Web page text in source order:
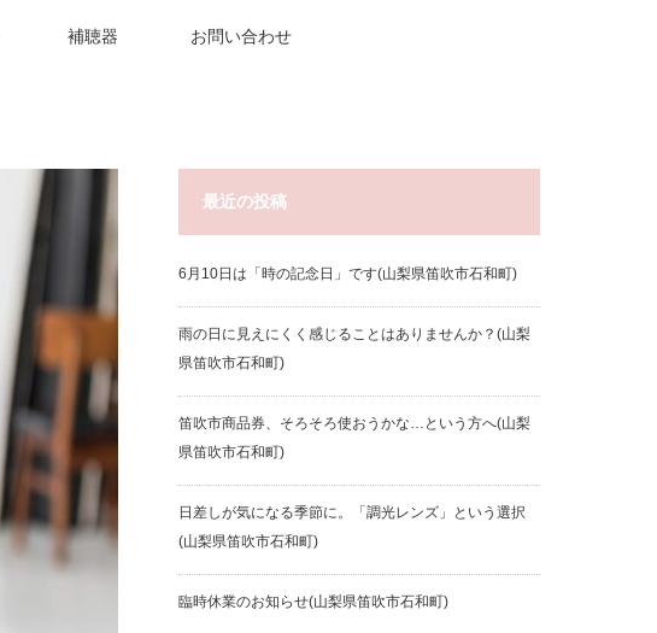
補聴器 お問い合わせ
最近の投稿
6月10日は「時の記念日」です(山梨県笛吹市石和町)
雨の日に見えにくく感じることはありませんか？(山梨
県笛吹市石和町)
笛吹市商品券、そろそろ使おうかな…という方へ(山梨
県笛吹市石和町)
日差しが気になる季節に。「調光レンズ」という選択
(山梨県笛吹市石和町)
臨時休業のお知らせ(山梨県笛吹市石和町)